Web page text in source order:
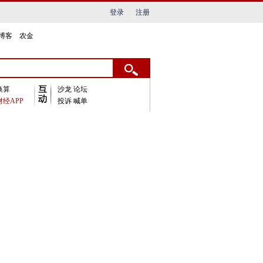
登录 注册
客 农金
算
经APP
沙龙 论坛
投诉 喊单